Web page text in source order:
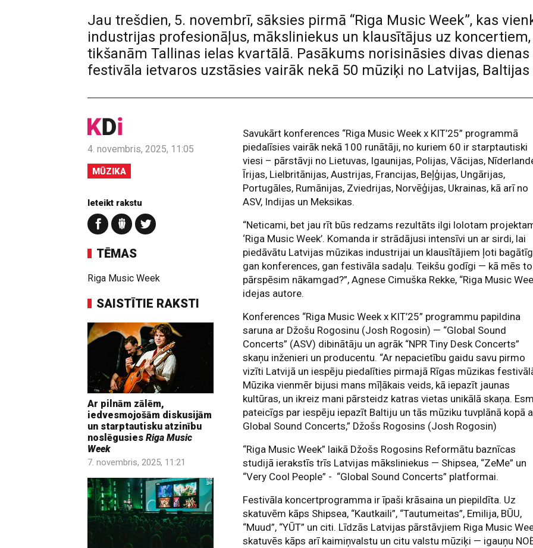
Jau trešdien, 5. novembrī, sāksies pirmā “Riga Music Week”, kas
industrijas profesionāļus, māksliniekus un klausītājus uz
tikšanām Tallinas ielas kvartālā. Pasākums norisināsies divas
festivāla ietvaros uzstāsies vairāk nekā 50 mūziķi no Latvijas, Baltijas
4. novembris, 2025, 11:05
MŪZIKA
Ieteikt rakstu
TĒMAS
Riga Music Week
SAISTĪTIE RAKSTI
Ar pilnām zālēm,
iedvesmojošām diskusijām
un starptautisku atzinību
noslēgusies Riga Music
Week
7. novembris, 2025, 11:21
Savukārt konferences “Riga Music Week x KIT’25” programmā
piedalīsies vairāk nekā 100 runātāji, no kuriem 60 ir starptautiski
viesi – pārstāvji no Lietuvas, Igaunijas, Polijas, Vācijas,
Īrijas, Lielbritānijas, Austrijas, Francijas, Beļģijas, Ungārijas,
Portugāles, Rumānijas, Zviedrijas, Norvēģijas, Ukrainas, kā arī no
ASV, Indijas un Meksikas.
“Neticami, bet jau rīt būs redzams rezultāts ilgi lolotam
‘Riga Music Week’. Komanda ir strādājusi intensīvi un ar sirdi, lai
piedāvātu Latvijas mūzikas industrijai un klausītājiem ļoti
gan konferences, gan festivāla sadaļu. Teikšu godīgi — kā mēs to
pārspēsim nākamgad?”, Agnese Cimuška Rekke, “Riga Music
idejas autore.
Konferences “Riga Music Week x KIT’25” programmu papildina
saruna ar Džošu Rogosinu (Josh Rogosin) — “Global Sound
Concerts” (ASV) dibinātāju un agrāk “NPR Tiny Desk Concerts”
skaņu inženieri un producentu. “Ar nepacietību gaidu savu pirmo
vizīti Latvijā un iespēju piedalīties pirmajā Rīgas mūzikas
Mūzika vienmēr bijusi mans mīļākais veids, kā iepazīt jaunas
kultūras, un ikreiz mani pārsteidz katras vietas unikālā skaņa.
pateicīgs par iespēju iepazīt Baltiju un tās mūziku tuvplānā kopā
Global Sound Concerts,” Džošs Rogosins (Josh Rogosin)
“Riga Music Week” laikā Džošs Rogosins Reformātu baznīcas
studijā ierakstīs trīs Latvijas māksliniekus — Shipsea, “ZeMe” un
“Very Cool People” - “Global Sound Concerts” platformai.
Festivāla koncertprogramma ir īpaši krāsaina un piepildīta. Uz
skatuvēm kāps Shipsea, “Kautkaili”, “Tautumeitas”, Emilija, BŪU,
“Muud”, “YŪT” un citi. Līdzās Latvijas pārstāvjiem Riga Music
skatuvēs kāps arī kaimiņvalstu un citu valstu mūziķi — igauņu